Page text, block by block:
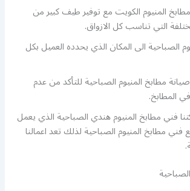
المنيوم الكويت مع توفير طيف كبير من
التي تناسب كل الازواق.
الصباحية الى المكان الذي يحدده العميل بكل
مطابخ المنيوم الصباحية للتأكد من عدم
المطابخ.
فني مطابخ المنيوم هندي الصباحية الذي يعمل
مطابخ المنيوم الصباحية لذلك تعد اعمالنا